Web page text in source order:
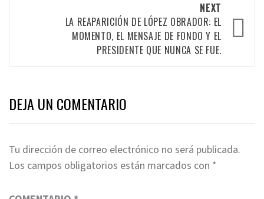
NEXT
LA REAPARICIÓN DE LÓPEZ OBRADOR: EL
MOMENTO, EL MENSAJE DE FONDO Y EL
PRESIDENTE QUE NUNCA SE FUE.
DEJA UN COMENTARIO
Tu dirección de correo electrónico no será publicada.
Los campos obligatorios están marcados con *